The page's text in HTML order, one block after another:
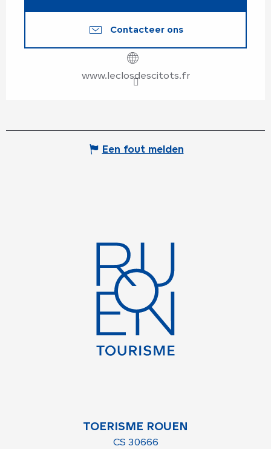
Contacteer ons
www.leclosdescitots.fr
Een fout melden
TOERISME ROUEN
CS 30666